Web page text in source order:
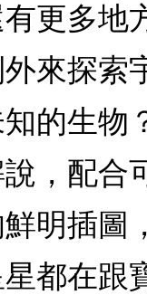
更多地
來探索
的生物
，配合
明插圖
都在